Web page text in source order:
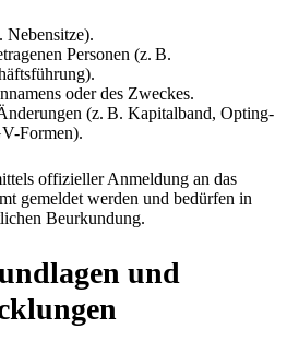
Nebensitze).​
Personen (z. B.
oder des Zweckes.
(z. B. Kapitalband, Opting-
Formen).
offizieller Anmeldung an das
gemeldet werden und bedürfen in
Beurkundung.​
und